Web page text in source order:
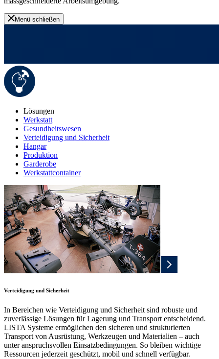
Menü schließen
Lösungen
Werkstatt
Gesundheitswesen
Verteidigung und Sicherheit
Hangar
Produktion
Garderobe
Werkstattcontainer
Verteidigung und Sicherheit
In Bereichen wie Verteidigung und Sicherheit sind robuste und
zuverlässige Lösungen für Lagerung und Transport entscheidend.
LISTA Systeme ermöglichen den sicheren und strukturierten
Transport von Ausrüstung, Werkzeugen und Materialien – auch
unter anspruchsvollen Einsatzbedingungen. So bleiben wichtige
Ressourcen jederzeit geschützt, mobil und schnell verfügbar.